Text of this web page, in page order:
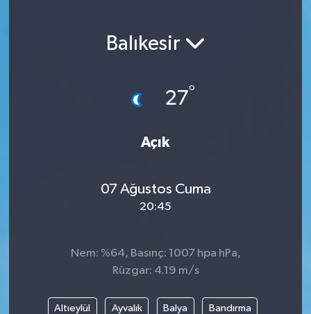
Balıkesir
27°
Açık
07 Ağustos Cuma
20:45
Nem: %64, Basınç: 1007 hpa hPa,
Rüzgar: 4.19 m/s
Altıeylül Ayvalık Balya Bandırma